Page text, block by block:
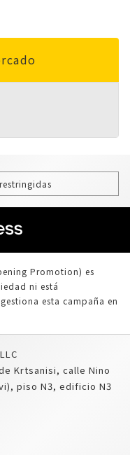
Promotion) es
ni está
esta campaña en
Krtsanisi, calle Nino
piso N3, edificio N3